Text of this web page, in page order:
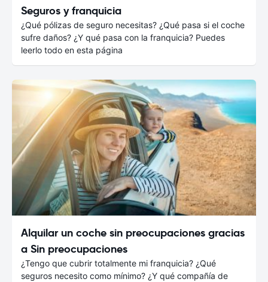
Seguros y franquicia
¿Qué pólizas de seguro necesitas? ¿Qué pasa si el coche
sufre daños? ¿Y qué pasa con la franquicia? Puedes
leerlo todo en esta página
Alquilar un coche sin preocupaciones gracias
a Sin preocupaciones
¿Tengo que cubrir totalmente mi franquicia? ¿Qué
seguros necesito como mínimo? ¿Y qué compañía de